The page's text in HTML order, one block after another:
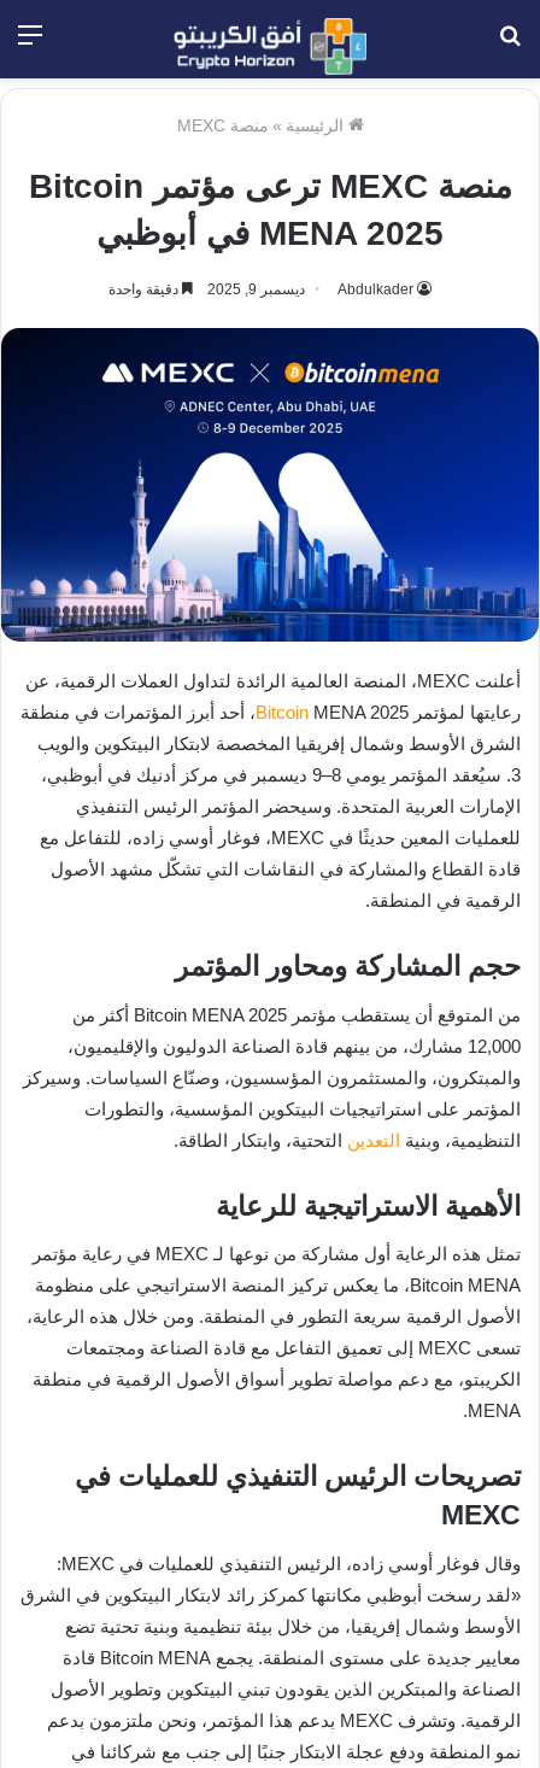
الرئيسية » منصة MEXC
منصة MEXC ترعى مؤتمر Bitcoin
MENA 2025 في أبوظبي
Abdulkader ديسمبر 9, 2025 دقيقة واحدة
أعلنت MEXC، المنصة العالمية الرائدة لتداول العملات الرقمية، عن
رعايتها لمؤتمر
BitcoinMENA 2025، أحد أبرز المؤتمرات في منطقة
الشرق الأوسط وشمال إفريقيا المخصصة لابتكار البيتكوين والويب
3. سيُعقد المؤتمر يومي 8–9 ديسمبر في مركز أدنيك في أبوظبي،
الإمارات العربية المتحدة. وسيحضر المؤتمر الرئيس التنفيذي
للعمليات المعين حديثًا في MEXC، فوغار أوسي زاده، للتفاعل مع
قادة القطاع والمشاركة في النقاشات التي تشكّل مشهد الأصول
الرقمية في المنطقة.
حجم المشاركة ومحاور المؤتمر
من المتوقع أن يستقطب مؤتمر Bitcoin MENA 2025 أكثر من
12,000 مشارك، من بينهم قادة الصناعة الدوليون والإقليميون،
والمبتكرون، والمستثمرون المؤسسيون، وصنّاع السياسات. وسيركز
المؤتمر على استراتيجيات البيتكوين المؤسسية، والتطورات
التنظيمية، وبنية التعدين التحتية، وابتكار الطاقة.
الأهمية الاستراتيجية للرعاية
تمثل هذه الرعاية أول مشاركة من نوعها لـ MEXC في رعاية مؤتمر
Bitcoin MENA، ما يعكس تركيز المنصة الاستراتيجي على منظومة
الأصول الرقمية سريعة التطور في المنطقة. ومن خلال هذه الرعاية،
تسعى MEXC إلى تعميق التفاعل مع قادة الصناعة ومجتمعات
الكريبتو، مع دعم مواصلة تطوير أسواق الأصول الرقمية في منطقة
MENA.
تصريحات الرئيس التنفيذي للعمليات في
MEXC
وقال فوغار أوسي زاده، الرئيس التنفيذي للعمليات في MEXC:
«لقد رسخت أبوظبي مكانتها كمركز رائد لابتكار البيتكوين في الشرق
الأوسط وشمال إفريقيا، من خلال بيئة تنظيمية وبنية تحتية تضع
معايير جديدة على مستوى المنطقة. يجمع Bitcoin MENA قادة
الصناعة والمبتكرين الذين يقودون تبني البيتكوين وتطوير الأصول
الرقمية. وتشرف MEXC بدعم هذا المؤتمر، ونحن ملتزمون بدعم
نمو المنطقة ودفع عجلة الابتكار جنبًا إلى جنب مع شركائنا في